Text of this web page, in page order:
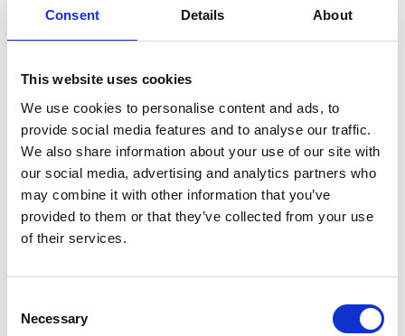
Consent Details About
This website uses cookies
We use cookies to personalise content and ads, to
provide social media features and to analyse our traffic.
We also share information about your use of our site with
our social media, advertising and analytics partners who
may combine it with other information that you’ve
provided to them or that they’ve collected from your use
of their services.
Selection
Necessary
Fotograf:Tony Ryman
Missa inte Dalslands högsta topp, Baljåsen (302 meter
över havet). Det går en fin vandringsstig upp till
toppen.
Mysiga boenden i naturskön miljö
Det är viktigt att äta och sova ordentligt under
dagsetapper, det finns oftast matställen att pausa vid,
annars kan ditt boende säkert skicka med ett gott
lunchpaket.